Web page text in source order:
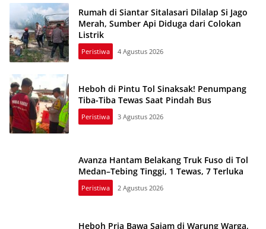
Rumah di Siantar Sitalasari Dilalap Si Jago
Merah, Sumber Api Diduga dari Colokan
Listrik
Peristiwa 4 Agustus 2026
Heboh di Pintu Tol Sinaksak! Penumpang
Tiba-Tiba Tewas Saat Pindah Bus
Peristiwa 3 Agustus 2026
Avanza Hantam Belakang Truk Fuso di Tol
Medan–Tebing Tinggi, 1 Tewas, 7 Terluka
Peristiwa 2 Agustus 2026
Heboh Pria Bawa Sajam di Warung Warga,